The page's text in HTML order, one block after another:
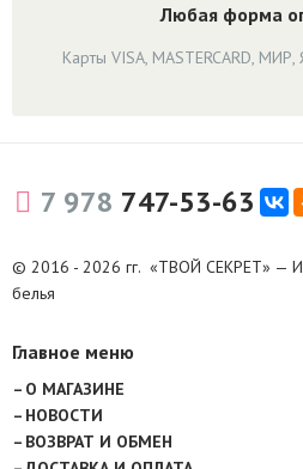
Любая форма
Карты VISA, MASTERCARD,
7 978 747-53-63
© 2016 - 2026 гг. «ТВОЙ СЕКРЕТ» —
белья
Главное меню
О МАГАЗИНЕ
НОВОСТИ
ВОЗВРАТ И ОБМЕН